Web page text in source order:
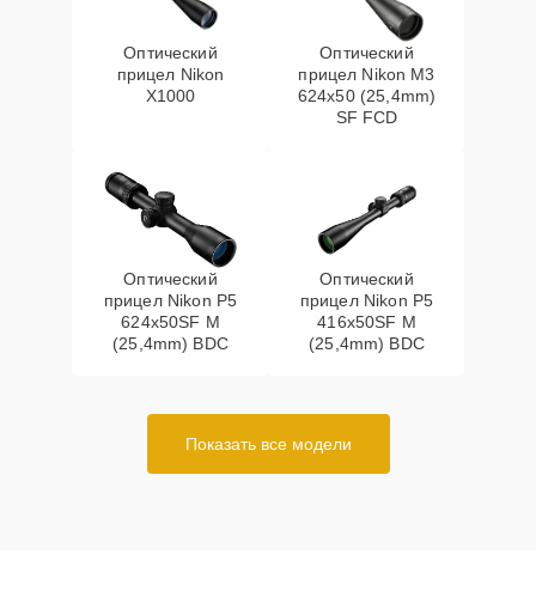
Оптический
прицел Nikon
X1000
Оптический
прицел Nikon M3
624x50 (25,4mm)
SF FCD
Оптический
прицел Nikon P5
624x50SF M
(25,4mm) BDC
Оптический
прицел Nikon P5
416x50SF M
(25,4mm) BDC
Показать все модели